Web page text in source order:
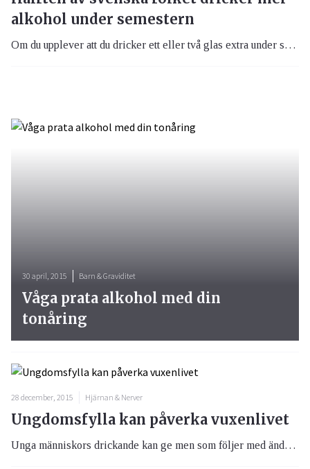
alkohol under semestern
Om du upplever att du dricker ett eller två glas extra under semestern är du inte ensam då mer än hälften av svenska folket ökar sin alkoholkonsumtion under semestern.
28 december, 2015 Hjärnan & Nerver
Ungdomsfylla kan påverka vuxenlivet
Unga människors drickande kan ge men som följer med ända in i vuxenlivet. Om alkoholintaget dessutom är i stora mängder på kort tid kan det påverka inlärningsförmågan och minnet.
30 april, 2015 Barn & Graviditet
Våga prata alkohol med din
tonåring